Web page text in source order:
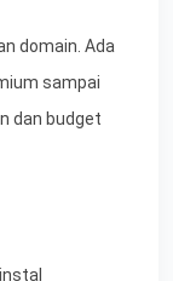
domain. Ada
sampai
dan budget